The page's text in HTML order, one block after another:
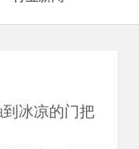
冰凉的门把